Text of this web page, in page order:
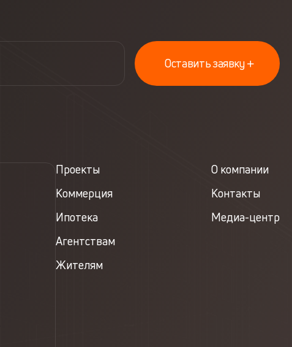
Оставить заявку
Проекты
Коммерция
Ипотека
Агентствам
Жителям
О компании
Контакты
Медиа-центр